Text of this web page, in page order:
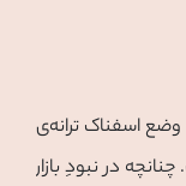
اسفناک ترانه‌ی
در نبودِ بازار